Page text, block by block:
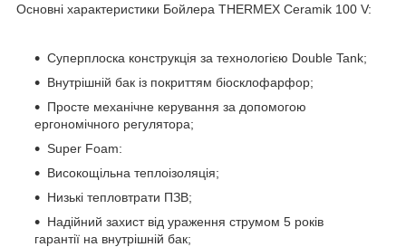
Основні характеристики Бойлера THERMEX Ceramik 100 V:
Суперплоска конструкція за технологією Double Tank;
Внутрішній бак із покриттям біосклофарфор;
Просте механічне керування за допомогою
ергономічного регулятора;
Super Foam:
Високощільна теплоізоляція;
Низькі тепловтрати ПЗВ;
Надійний захист від ураження струмом 5 років
гарантії на внутрішній бак;